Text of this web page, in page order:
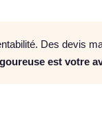
Des devis
est votre